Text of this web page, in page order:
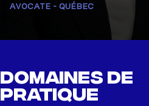
AVOCATE - QUÉBEC
Domaines de
pratique